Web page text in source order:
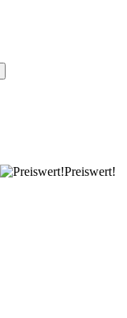
Preiswert!